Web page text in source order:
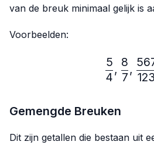
van de breuk minimaal gelijk is
Voorbeelden:
4
5
,
7
8
,
123
Gemengde Breuken
Dit zijn getallen die bestaan uit